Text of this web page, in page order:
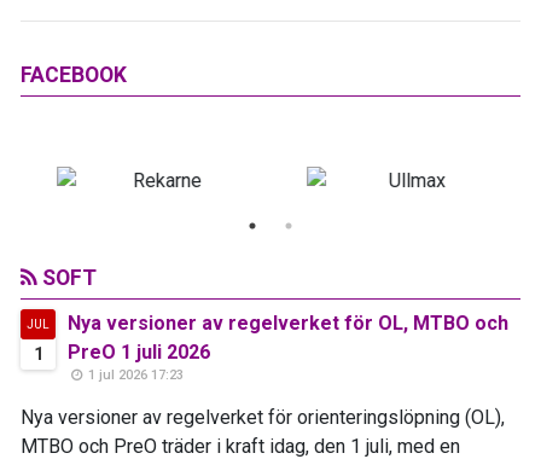
FACEBOOK
SOFT
JUL
1
Nya versioner av regelverket för OL, MTBO och
PreO 1 juli 2026
1 jul 2026 17:23
Nya versioner av regelverket för orienteringslöpning (OL),
MTBO och PreO träder i kraft idag, den 1 juli, med en